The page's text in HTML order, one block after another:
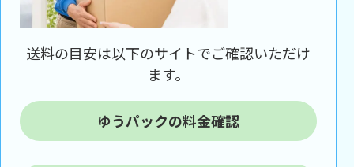
送料の目安は以下のサイトでご確認いただけ
ます。
ゆうパックの料金確認